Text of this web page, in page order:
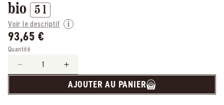
bio
5 l
Voir le descriptif
93,65 €
Quantité
Réduire
Augmenter
la
quantité
AJOUTER AU PANIER